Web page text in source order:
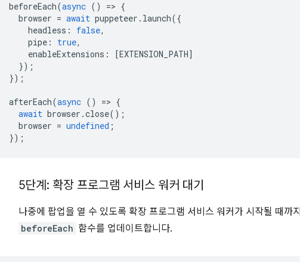
beforeEach(async () => {
browser = await puppeteer . launch({
headless : false,
pipe : true,
enableExtensions : [EXTENSION_PATH]
});
});
afterEach(async () => {
await browser .close();
browser = undefined ;
});
5단계: 확장 프로그램 서비스 워커 대기
나중에 팝업을 열 수 있도록 확장 프로그램 서비스 워커가 시작될 때까
beforeEach 함수를 업데이트합니다.